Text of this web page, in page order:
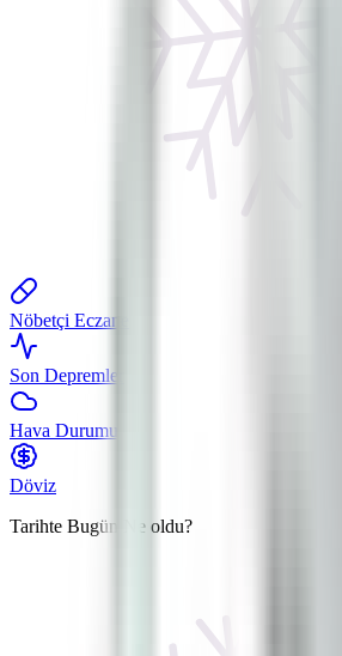
Nöbetçi Eczane
Son Depremler
Hava Durumu
Döviz
Tarihte Bugün
Ne oldu?